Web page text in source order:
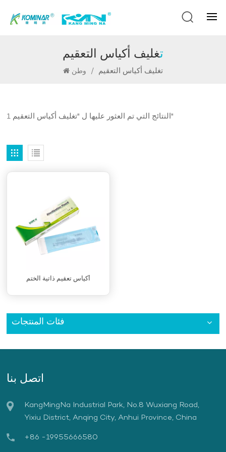
تغليف أكياس التعقيم
/ تغليف أكياس التعقيم
1 النتائج التي تم العثور عليها ل "تغليف أكياس التعقيم"
أكياس تعقيم ذاتية الختم
فئات المنتجات
اتصل بنا
KangMingNa Industrial Park, No.8 Wuxiang Road,
Yixiu District, Anqing City, Anhui Province, China
+86 -19955666580